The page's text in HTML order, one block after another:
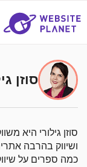
סוזן
סוזן גילורי היא
כמה ספרים על